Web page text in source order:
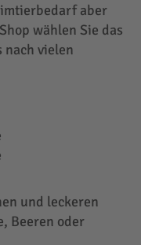
aber
wählen Sie das
vielen
und leckeren
Beeren oder